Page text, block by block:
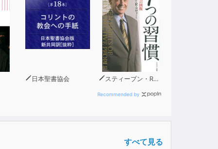
日本聖書協会 スティーブン・R・コヴィー
Recommended by
すべて見る